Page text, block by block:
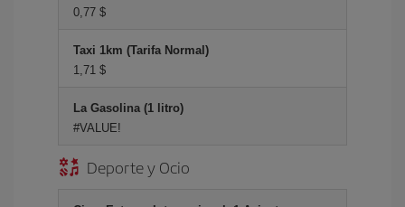
0,77 $
Taxi 1km (Tarifa Normal)
1,71 $
La Gasolina (1 litro)
#VALUE!
Deporte y Ocio